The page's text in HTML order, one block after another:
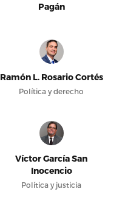
Pagán
Ramón L. Rosario Cortés
Política y derecho
Víctor García San
Inocencio
Política y justicia